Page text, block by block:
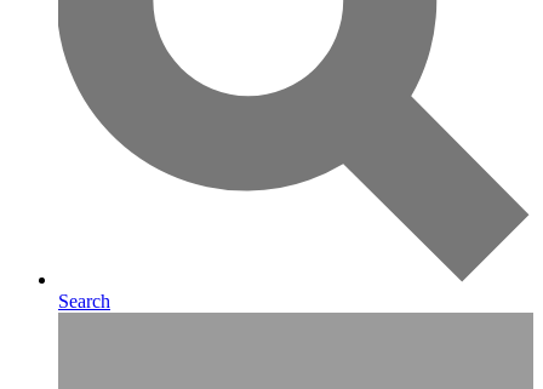
Search